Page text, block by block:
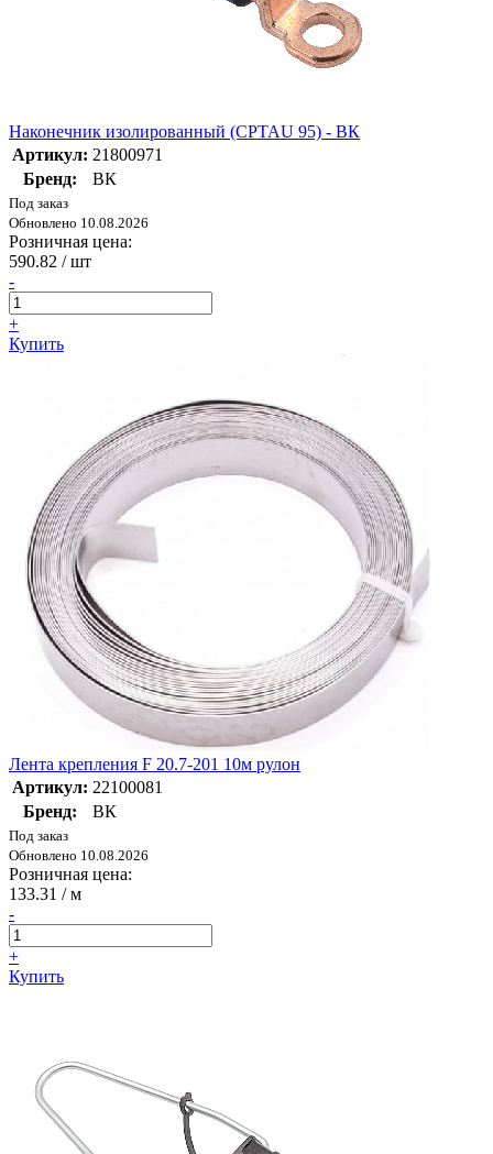
Наконечник изолированный (CPTAU 95) - ВК
Артикул: 21800971
Бренд:
ВК
Под заказ
Обновлено 10.08.2026
Розничная цена:
590.82 / шт
-
+
Купить
Лента крепления F 20.7-201 10м рулон
Артикул: 22100081
Бренд:
ВК
Под заказ
Обновлено 10.08.2026
Розничная цена:
133.31 / м
-
+
Купить